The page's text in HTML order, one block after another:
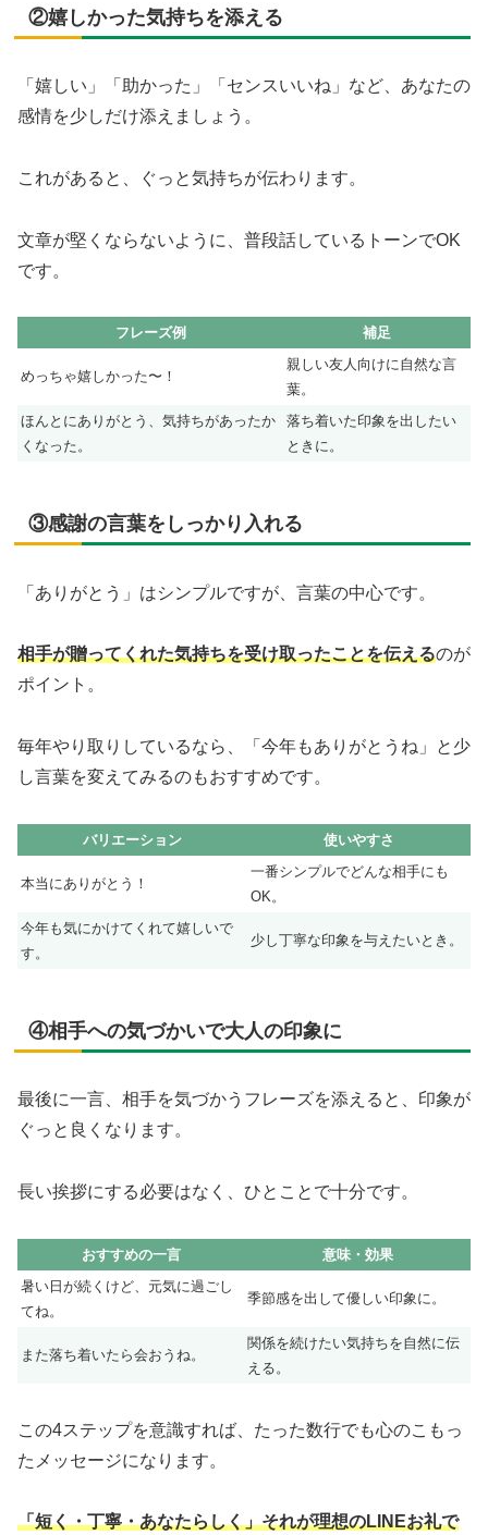
②嬉しかった気持ちを添える
「嬉しい」「助かった」「センスいいね」など、あなたの
感情を少しだけ添えましょう。
これがあると、ぐっと気持ちが伝わります。
文章が堅くならないように、普段話しているトーンでOK
です。
フレーズ例 補足
めっちゃ嬉しかった〜！
親しい友人向けに自然な言
葉。
ほんとにありがとう、気持ちがあったか
くなった。
落ち着いた印象を出したい
ときに。
③感謝の言葉をしっかり入れる
「ありがとう」はシンプルですが、言葉の中心です。
相手が贈ってくれた気持ちを受け取ったことを伝えるのが
ポイント。
毎年やり取りしているなら、「今年もありがとうね」と少
し言葉を変えてみるのもおすすめです。
バリエーション 使いやすさ
本当にありがとう！
一番シンプルでどんな相手にも
OK。
今年も気にかけてくれて嬉しいで
す。
少し丁寧な印象を与えたいとき。
④相手への気づかいで大人の印象に
最後に一言、相手を気づかうフレーズを添えると、印象が
ぐっと良くなります。
長い挨拶にする必要はなく、ひとことで十分です。
おすすめの一言
意味・効果
暑い日が続くけど、元気に過ごし
てね。
季節感を出して優しい印象に。
また落ち着いたら会おうね。
関係を続けたい気持ちを自然に伝
える。
この4ステップを意識すれば、たった数行でも心のこもっ
たメッセージになります。
「短く・丁寧・あなたらしく」それが理想のLINEお礼で